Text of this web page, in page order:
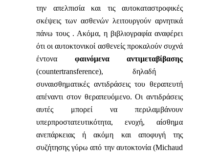
την απελπισία και τις αυτοκαταστροφικές
σκέψεις των ασθενών λειτουργούν αρνητικά
πάνω τους . Ακόμα, η βιβλιογραφία αναφέρει
ότι οι αυτοκτονικοί ασθενείς προκαλούν συχνά
έντονα φαινόμενα αντιμεταβίβασης
(countertransference), δηλαδή
συναισθηματικές αντιδράσεις του θεραπευτή
απέναντι στον θεραπευόμενο. Οι αντιδράσεις
αυτές μπορεί να περιλαμβάνουν
υπερπροστατευτικότητα, ενοχή, αίσθημα
ανεπάρκειας ή ακόμη και αποφυγή της
συζήτησης γύρω από την αυτοκτονία (Michaud